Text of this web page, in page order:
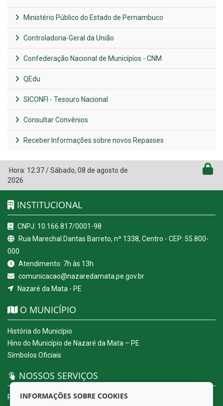
Ministério Público do Estado de Pernambuco
Controladoria-Geral da União
Confederação Nacional de Municípios - CNM
QEdu
SICONFI - Tesouro Nacional
Consultar Convênios
Receber Informações sobre novos Repasses
Hora: 12:37/Sábado, 08 de agosto de
2026
INSTITUCIONAL
CNPJ: 10.166.817/0001-98
Rua Marechal Dantas Barreto, nº 1338, Centro - CEP: 55.800-
000
Atendimento: 7h às 13h
comunicacao@nazaredamata.pe.gov.br
Nazaré da Mata - PE
O MUNICÍPIO
História do Município
Hino do Município de Nazaré da Mata – PE
Símbolos Oficiais
NOSSOS SERVIÇOS
Portal da Transparência
INFORMAÇÕES SOBRE COOKIES